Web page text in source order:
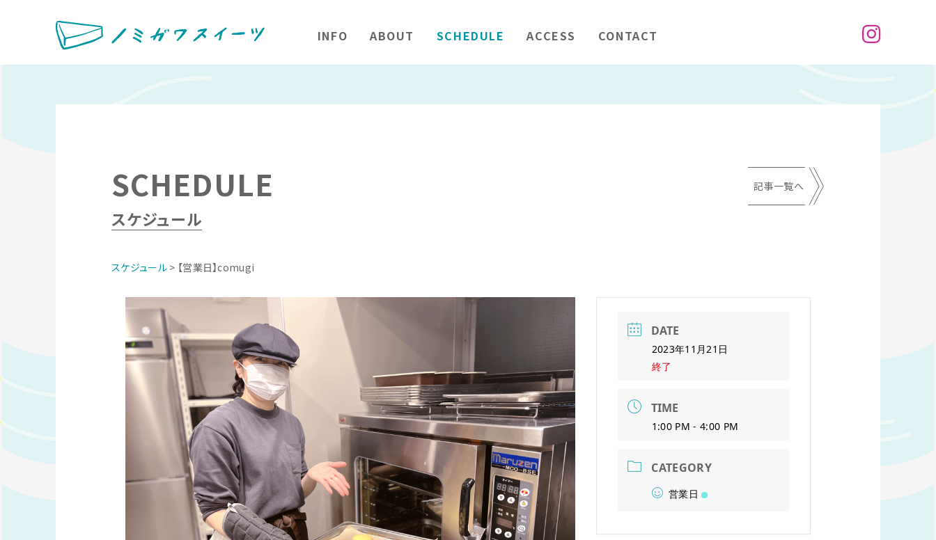
INFO ABOUT SCHEDULE ACCESS CONTACT
SCHEDULE
スケジュール
記事一覧へ
スケジュール> 【営業日】comugi
DATE
2023年11月21日
終了
TIME
1:00 PM - 4:00 PM
CATEGORY
営業日